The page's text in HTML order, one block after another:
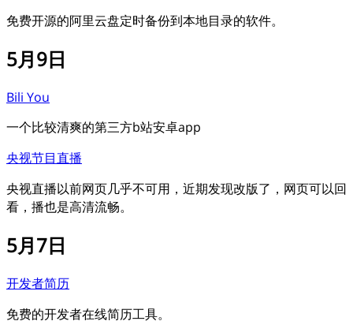
免费开源的阿里云盘定时备份到本地目录的软件。
5月9日
Bili You
一个比较清爽的第三方b站安卓app
央视节目直播
央视直播以前网页几乎不可用，近期发现改版了，网页可以回
看，播也是高清流畅。
5月7日
开发者简历
免费的开发者在线简历工具。